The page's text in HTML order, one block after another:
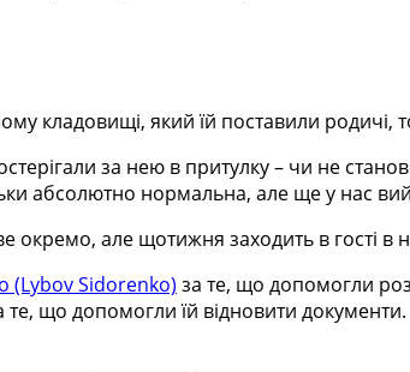
кладовищі, який їй поставили родичі,
за нею в притулку – чи не
абсолютно нормальна, але ще у нас
окремо, але щотижня заходить в гості
(Lybov Sidorenko) за те, що допомогли
те, що допомогли їй відновити документи.